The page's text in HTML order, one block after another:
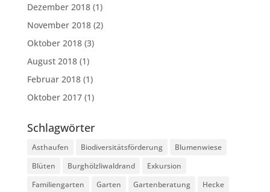
Dezember 2018(1)
November 2018(2)
Oktober 2018(3)
August 2018(1)
Februar 2018(1)
Oktober 2017(1)
Schlagwörter
Asthaufen Biodiversitätsförderung
Blumenwiese
Blüten
Burghölzliwaldrand
Exkursion
Familiengarten
Garten Gartenberatung
Hecke